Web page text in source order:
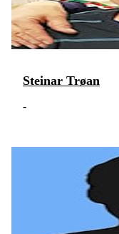
Steinar Trøan
-